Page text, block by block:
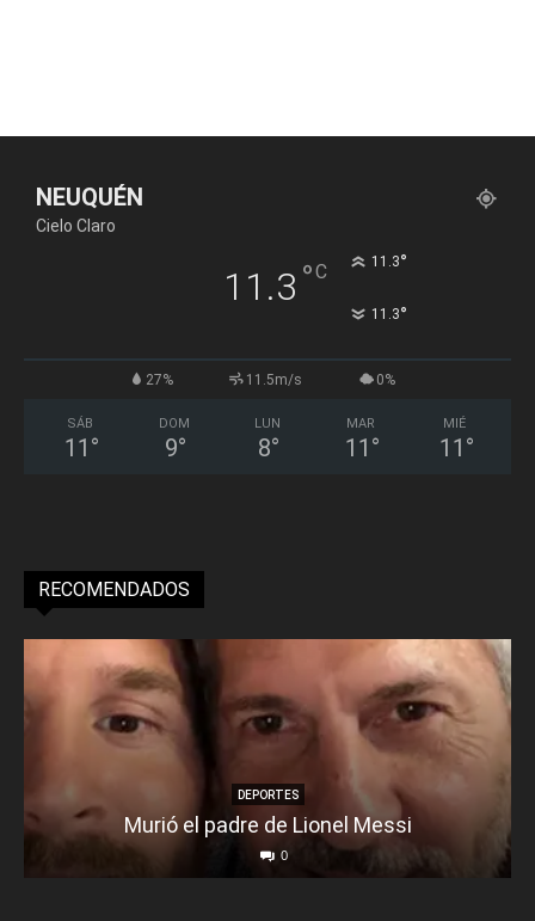
NEUQUÉN
Cielo Claro
11.3 °C 11.3°
11.3°
27% 11.5m/s 0%
SÁB
11 °
DOM
9°
LUN
8°
MAR
11 °
MIÉ
11 °
RECOMENDADOS
DEPORTES
Murió el padre de Lionel Messi
0